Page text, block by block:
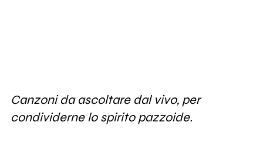
Canzoni da ascoltare dal vivo, per
condividerne lo spirito pazzoide.